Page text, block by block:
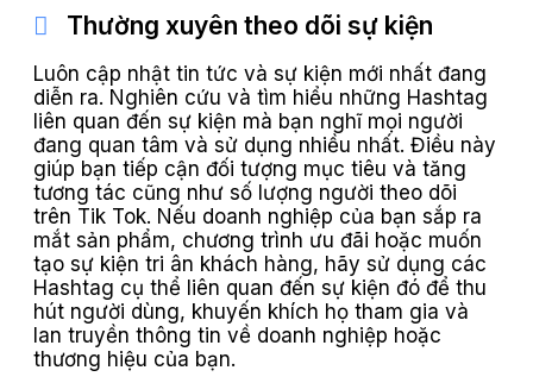
Thường xuyên theo dõi sự kiện
Luôn cập nhật tin tức và sự kiện mới nhất đang
diễn ra. Nghiên cứu và tìm hiểu những Hashtag
liên quan đến sự kiện mà bạn nghĩ mọi người
đang quan tâm và sử dụng nhiều nhất. Điều này
giúp bạn tiếp cận đối tượng mục tiêu và tăng
tương tác cũng như số lượng người theo dõi
trên Tik Tok. Nếu doanh nghiệp của bạn sắp ra
mắt sản phẩm, chương trình ưu đãi hoặc muốn
tạo sự kiện tri ân khách hàng, hãy sử dụng các
Hashtag cụ thể liên quan đến sự kiện đó để thu
hút người dùng, khuyến khích họ tham gia và
lan truyền thông tin về doanh nghiệp hoặc
thương hiệu của bạn.